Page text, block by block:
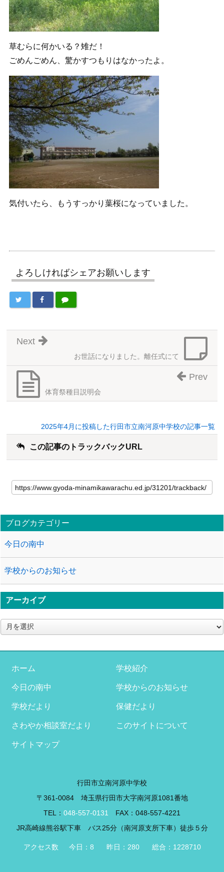
草むらに何かいる？雉だ！
ごめんごめん、驚かすつもりはなかったよ。
気付いたら、もうすっかり葉桜になっていました。
よろしければシェアお願いします
お世話になりました。離任式にて
Next
体育祭種目説明会
Prev
2025年4月に投稿した行田市立南河原中学校の記事一覧
この記事のトラックバックURL
ブログカテゴリー
今日の南中
学校からのお知らせ
アーカイブ
ア
ー
イ
ホーム 学校紹介
今日の南中 学校からのお知らせ
学校だより 保健だより
さわやか相談室だより このサイトについて
サイトマップ
行田市立南河原中学校
〒361-0084 埼玉県行田市大字南河原1081番地
TEL： 048-557-0131
FAX：048-557-4221
JR高崎線熊谷駅下車 バス25分（南河原支所下車）徒歩５分